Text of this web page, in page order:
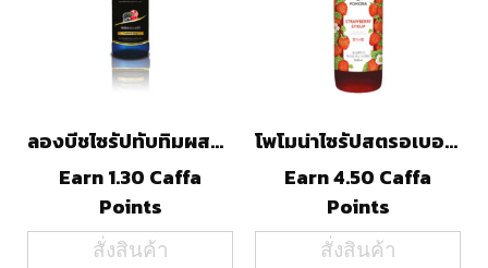
ลองบีชไซรัปทับทิมผสมเบอร์รี่(740ml)
Earn 1.30 Caffa
Points
สั่งสินค้า
โพโมน่าไซรัปสตรอเบอร์รี่(1000ml)
Earn 4.50 Caffa
Points
สั่งสินค้า